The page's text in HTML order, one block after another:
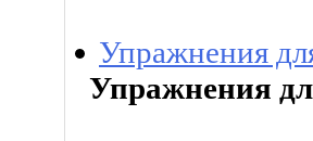
Упражнения
Упражнения